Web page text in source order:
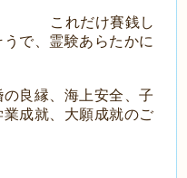
これだけ賽銭し
で、霊験あらたかに
良縁、海上安全、子
成就、大願成就のご